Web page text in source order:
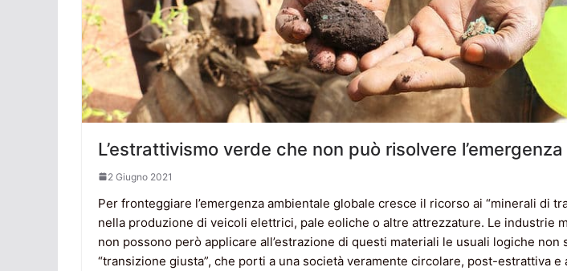
L’estrattivismo verde che non può risolvere
2 Giugno 2021
Per fronteggiare l’emergenza ambientale globale cresce il ricorso ai “minerali di
nella produzione di veicoli elettrici, pale eoliche o altre attrezzature. Le industrie
non possono però applicare all’estrazione di questi materiali le usuali logiche non
“transizione giusta”, che porti a una società veramente circolare, post-estrattiva e